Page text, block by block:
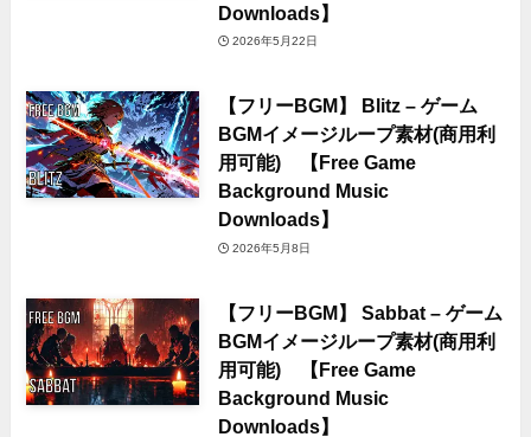
Downloads】
2026年5月22日
【フリーBGM】 Blitz – ゲーム
BGMイメージループ素材(商用利
用可能) 【Free Game
Background Music
Downloads】
2026年5月8日
【フリーBGM】 Sabbat – ゲーム
BGMイメージループ素材(商用利
用可能) 【Free Game
Background Music
Downloads】